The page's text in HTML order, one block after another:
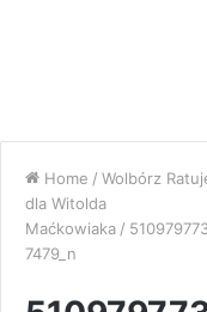
Home / Wolbórz
dla Witolda
Maćkowiaka /
7479_n